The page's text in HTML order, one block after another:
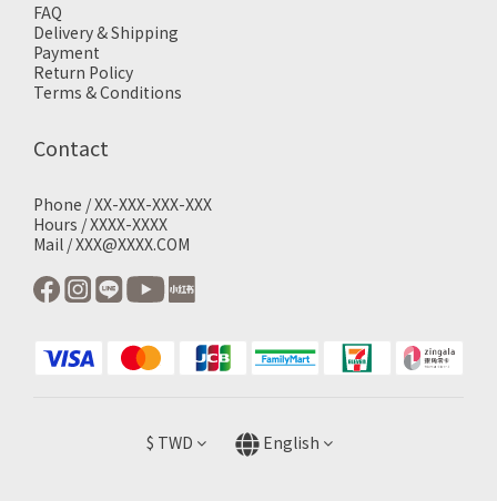
FAQ
Delivery & Shipping
Payment
Return Policy
Terms & Conditions
Contact
Phone / XX-XXX-XXX-XXX
Hours / XXXX-XXXX
Mail / XXX@XXXX.COM
$ TWD English